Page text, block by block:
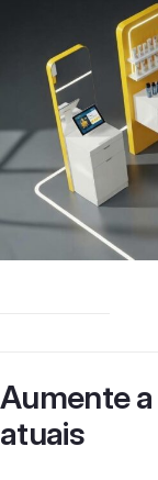
Aumente
atuais